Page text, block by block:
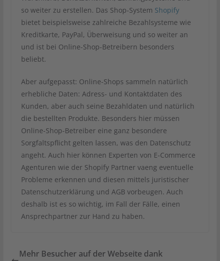
so weiter zu erstellen. Das Shop-System Shopify
bietet beispielsweise zahlreiche Bezahlsysteme wie
Kreditkarte, PayPal, Überweisung und so weiter an
und ist bei Online-Shop-Betreibern besonders
beliebt.
Aber aufgepasst: Online-Shops sammeln natürlich
erhebliche Daten: Adress- und Kontaktdaten des
Kunden, aber auch seine Bezahldaten und natürlich
die bestellten Produkte. Besonders hier müssen
Online-Shop-Betreiber eine ganz besondere
Sorgfaltspflicht gelten lassen, was den Datenschutz
angeht. Auch hier können Experten von E-Commerce
Agenturen wie der Shopify Partner vaeng eventuelle
Probleme erkennen und diesen mittels juristischer
Datenschutzerklärung und AGB vorbeugen. Auch
deshalb ist es so wichtig, im Fall der Fälle, einen
Ansprechpartner zur Hand zu haben.
Mehr Besucher auf der Webseite dank